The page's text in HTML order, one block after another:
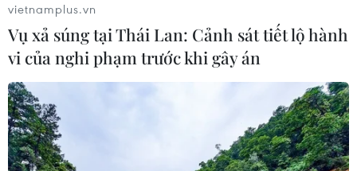
vietnamplus.vn
Vụ xả súng tại Thái Lan: Cảnh sát tiết lộ hành
vi của nghi phạm trước khi gây án